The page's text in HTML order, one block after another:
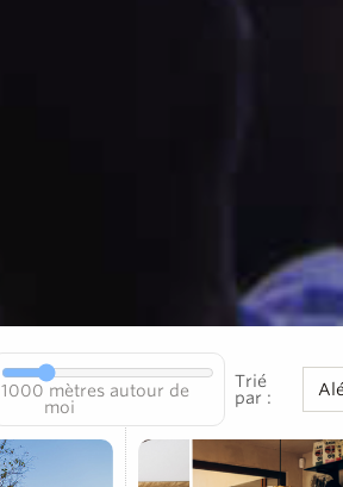
1000 mètres autour de
moi
Trié
par :